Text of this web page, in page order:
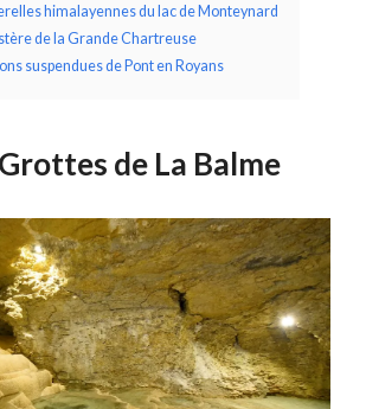
himalayennes du lac de Monteynard
de la Grande Chartreuse
suspendues de Pont en Royans
de La Balme